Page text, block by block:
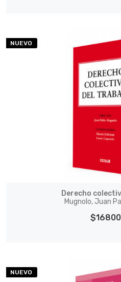
NUEVO
Derecho
Mugnolo, Juan
NUEVO